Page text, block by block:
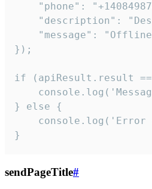
"phone":
"description":
"message":
});
if (apiResult.result
} else {
console.log('Error
}
sendPageTitle#